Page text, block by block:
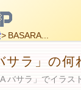
> BASARA...
サラ」の
バサラ」でイラス